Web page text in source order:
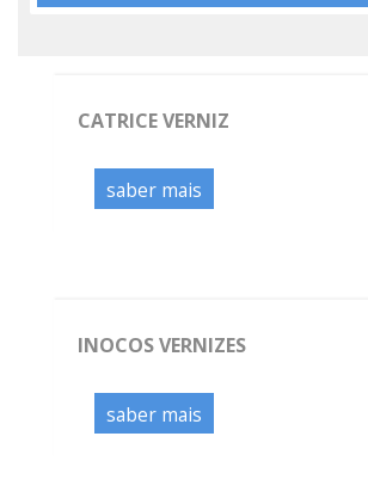
CATRICE VERNIZ
saber mais
INOCOS VERNIZES
saber mais